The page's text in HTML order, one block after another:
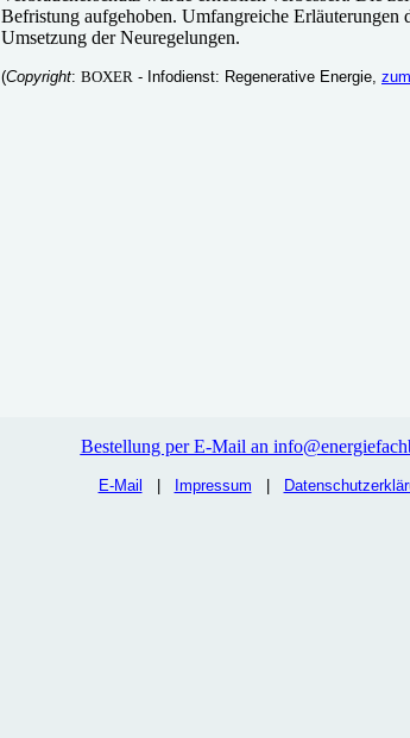
Befristung aufgehoben. Umfangreiche Erläuterungen
Umsetzung der Neuregelungen.
(Copyright: BOXER - Infodienst: Regenerative Energie,
Bestellung per E-Mail an
E-Mail Impressum